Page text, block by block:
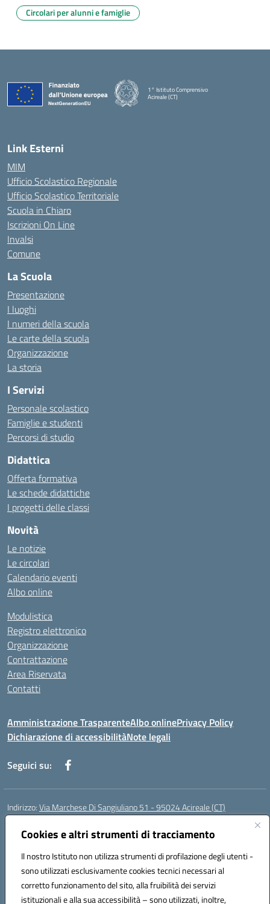
Cookies e altri strumenti di tracciamento
Il nostro Istituto non utilizza strumenti di profilazione degli utenti -
sono utilizzati esclusivamente cookies tecnici necessari al
corretto funzionamento del sito, alla fruibilità dei servizi
istituzionali e alla sua accessibilità – sono utilizzati, inoltre,
Circolari per alunni e famiglie
1° Istituto Comprensivo
Acireale (CT)
Link Esterni
MIM
Ufficio Scolastico Regionale
Ufficio Scolastico Territoriale
Scuola in Chiaro
Iscrizioni On Line
Invalsi
Comune
La Scuola
Presentazione
I luoghi
I numeri della scuola
Le carte della scuola
Organizzazione
La storia
I Servizi
Personale scolastico
Famiglie e studenti
Percorsi di studio
Didattica
Offerta formativa
Le schede didattiche
I progetti delle classi
Novità
Le notizie
Le circolari
Calendario eventi
Albo online
Modulistica
Registro elettronico
Organizzazione
Contrattazione
Area Riservata
Contatti
Amministrazione TrasparenteAlbo onlinePrivacy Policy
Dichiarazione di accessibilitàNote legali
Seguici su:
Indirizzo:Via Marchese Di Sangiuliano 51 - 95024 Acireale (CT)
Centralino:
Posta elettronica certificata (PEC):ctic8at00b@pec.istruzione.it
Codice fiscale: 81001970870
Codice meccanografico:CTIC8AT00B
Codice Indice delle Pubbliche Amministrazioni (IPA): istsc_ctic8at00b
Codice unico di fatturazione (CUF): UFM1P6